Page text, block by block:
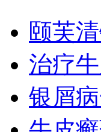
颐芙
治疗
银屑